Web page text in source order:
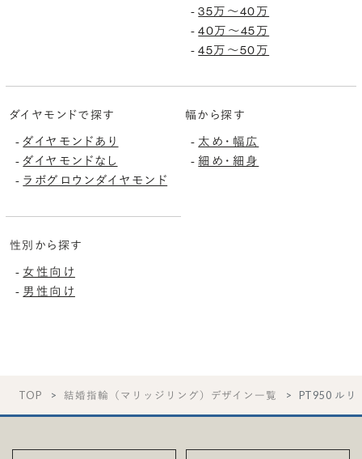
-35万〜40万
-40万〜45万
-45万〜50万
ダイヤモンドで探す
-ダイヤモンドあり
-ダイヤモンドなし
- ラボグロウンダイヤモンド
幅から探す
- 太め・幅広
-細め・細身
性別から探す
- 女性向け
- 男性向け
TOP 結婚指輪（マリッジリング）デザイン一覧 PT950 ル